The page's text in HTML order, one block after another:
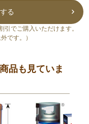
る
でご購入いただけます。
です。）
品も見ていま